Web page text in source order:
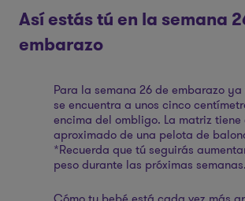
Así estás tú en la semana
embarazo
Para la semana 26 de embarazo
se encuentra a unos cinco
encima del ombligo. La matriz
aproximado de una pelota de
*Recuerda que tú seguirás
peso durante las próximas semanas.